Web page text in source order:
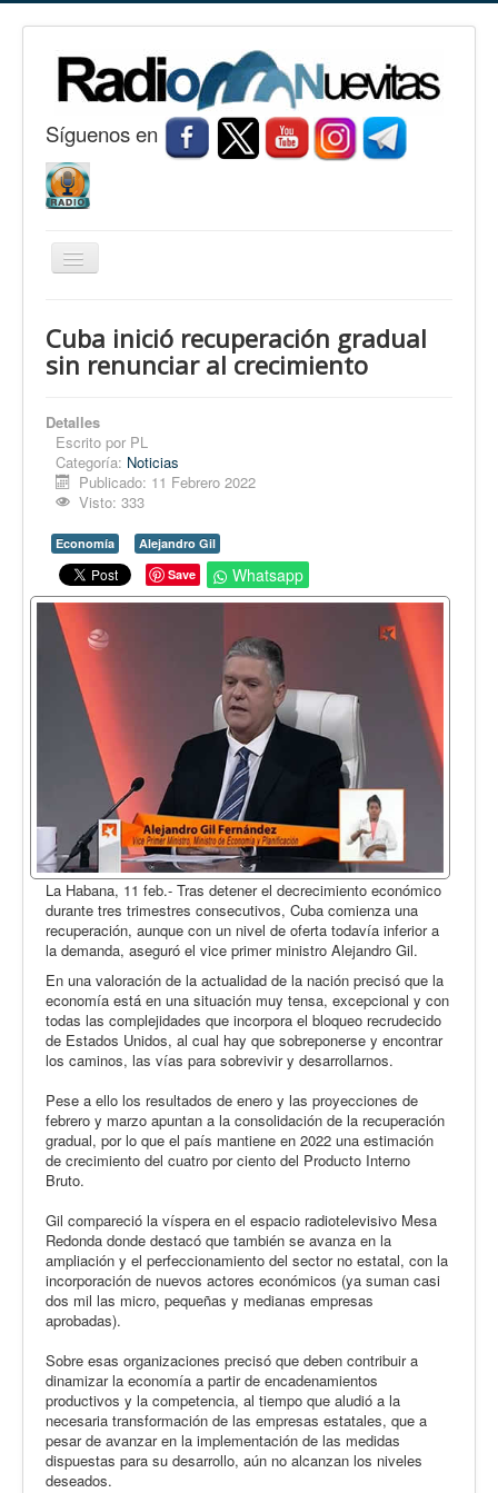
Síguenos en
Cambiar
Nuevitas
Conozca Nuevitas
Fotorreportaje
Opinión
En audio
Medio Ambiente
Ciencia, tecnología y curiosidades
Francés
Inglés
Desempolvando la historia
Cuba inició recuperación gradual
sin renunciar al crecimiento
Detalles
Escrito por PL
Categoría: Noticias
Publicado: 11 Febrero 2022
Visto: 333
Economía
Alejandro Gil
Save
Whatsapp
La Habana, 11 feb.- Tras detener el decrecimiento económico
durante tres trimestres consecutivos, Cuba comienza una
recuperación, aunque con un nivel de oferta todavía inferior a
la demanda, aseguró el vice primer ministro Alejandro Gil.
En una valoración de la actualidad de la nación precisó que la
economía está en una situación muy tensa, excepcional y con
todas las complejidades que incorpora el bloqueo recrudecido
de Estados Unidos, al cual hay que sobreponerse y encontrar
los caminos, las vías para sobrevivir y desarrollarnos.
Pese a ello los resultados de enero y las proyecciones de
febrero y marzo apuntan a la consolidación de la recuperación
gradual, por lo que el país mantiene en 2022 una estimación
de crecimiento del cuatro por ciento del Producto Interno
Bruto.
Gil compareció la víspera en el espacio radiotelevisivo Mesa
Redonda donde destacó que también se avanza en la
ampliación y el perfeccionamiento del sector no estatal, con la
incorporación de nuevos actores económicos (ya suman casi
dos mil las micro, pequeñas y medianas empresas
aprobadas).
Sobre esas organizaciones precisó que deben contribuir a
dinamizar la economía a partir de encadenamientos
productivos y la competencia, al tiempo que aludió a la
necesaria transformación de las empresas estatales, que a
pesar de avanzar en la implementación de las medidas
dispuestas para su desarrollo, aún no alcanzan los niveles
deseados.